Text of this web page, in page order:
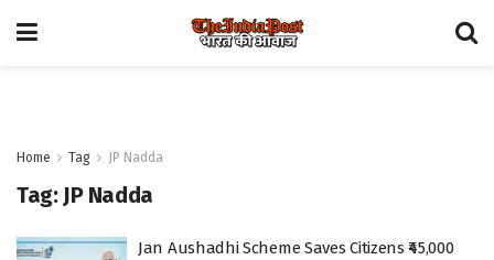
Home Tag JP Nadda
Tag: JP Nadda
Jan Aushadhi Scheme Saves Citizens ₹45,000